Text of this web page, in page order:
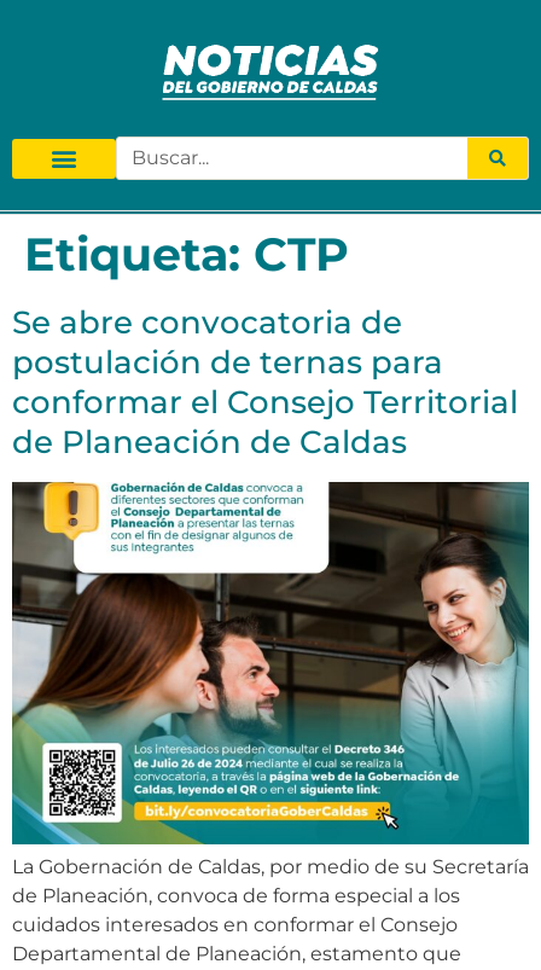
Etiqueta: CTP
Se abre convocatoria de
postulación de ternas para
conformar el Consejo Territorial
de Planeación de Caldas
La Gobernación de Caldas, por medio de su Secretaría
de Planeación, convoca de forma especial a los
cuidados interesados en conformar el Consejo
Departamental de Planeación, estamento que